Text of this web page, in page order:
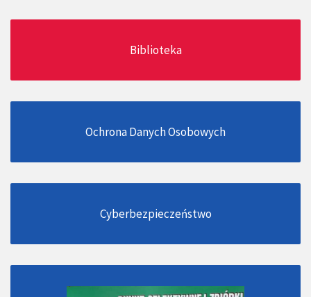
Biblioteka
Ochrona Danych Osobowych
Cyberbezpieczeństwo